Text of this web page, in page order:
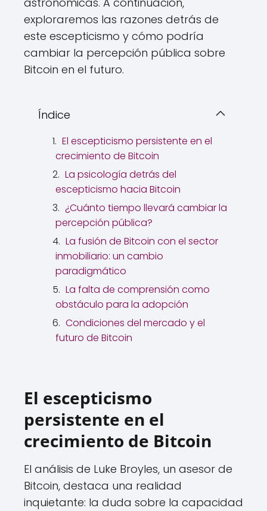
exploraremos las razones detrás de
este escepticismo y cómo podría
cambiar la percepción pública sobre
Bitcoin en el futuro.
Índice
El escepticismo persistente en el
crecimiento de Bitcoin
La psicología detrás del
escepticismo hacia Bitcoin
¿Cuánto tiempo llevará cambiar la
percepción pública?
La fusión de Bitcoin con el sector
inmobiliario: un cambio
paradigmático
La falta de comprensión como
obstáculo para la adopción
Condiciones del mercado y el
futuro de Bitcoin
El escepticismo
persistente en el
crecimiento de Bitcoin
El análisis de Luke Broyles, un asesor de
Bitcoin, destaca una realidad
inquietante: la duda sobre la capacidad